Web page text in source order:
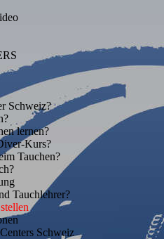
Schweiz?
lernen?
Kurs?
Tauchen?
Tauchlehrer?
Schweiz